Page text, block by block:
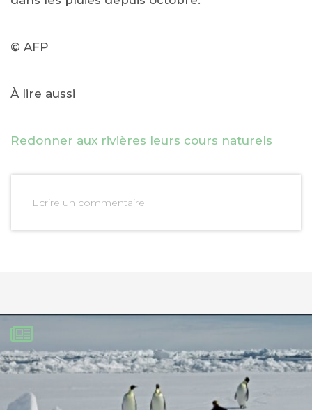
© AFP
À lire aussi
Redonner aux rivières leurs cours naturels
Ecrire un commentaire